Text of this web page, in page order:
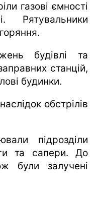
газові ємності
Рятувальники
будівлі та
станцій,
будинки.
обстрілів
підрозділи
та сапери. До
були залучені